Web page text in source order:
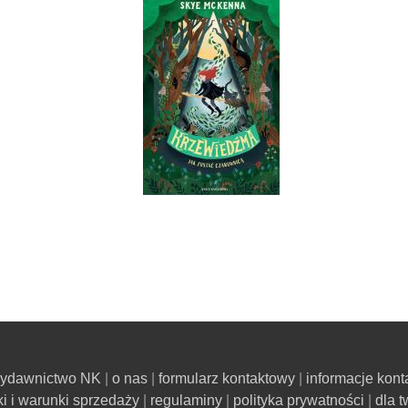
NK o nas formularz kontaktowy
informacje
i warunki sprzedaży
regulaminy polityka prywatności dla